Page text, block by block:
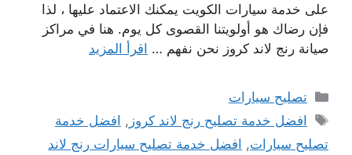
على خدمة سيارات الكويت يمكنك الاعتماد عليها ، لذا
فإن رضاك ​​هو أولويتنا القصوى كل يوم. هنا في مراكز
صيانة رنج لاند كروز نحن نفهم … اقرأ المزيد
التصنيفات
تصليح سيارات
الوسوم
افضل خدمة تصليح رنج لاند كروز , افضل خدمة
تصليح سيارات, افضل خدمة تصليح سيارات رنج لاند